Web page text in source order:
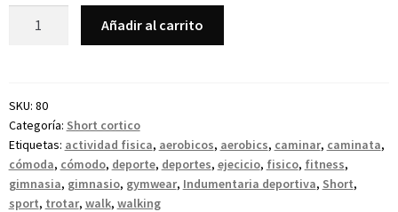
Añadir al carrito
SKU: 80
Categoría: Short cortico
Etiquetas: actividad fisica, aerobicos, aerobics, caminar, caminata,
cómoda, cómodo, deporte, deportes, ejecicio, fisico, fitness,
gimnasia, gimnasio, gymwear, Indumentaria deportiva, Short,
sport, trotar, walk, walking